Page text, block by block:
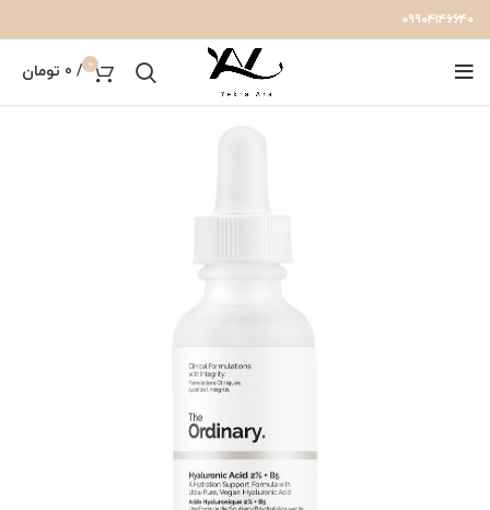
۰۹۹۰۴۱۴۶۶۴۰
0
/
0 تومان